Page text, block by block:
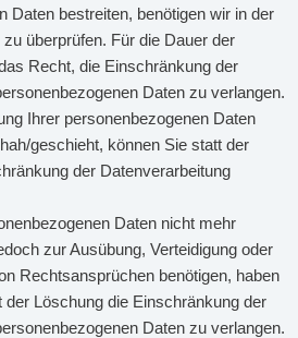
Daten bestreiten, benötigen wir in der
überprüfen. Für die Dauer der
Recht, die Einschränkung der
Daten zu verlangen.
Ihrer personenbezogenen Daten
geschieht, können Sie statt der
der Datenverarbeitung
Daten nicht mehr
zur Ausübung, Verteidigung oder
Rechtsansprüchen benötigen, haben
der Löschung die Einschränkung der
Daten zu verlangen.